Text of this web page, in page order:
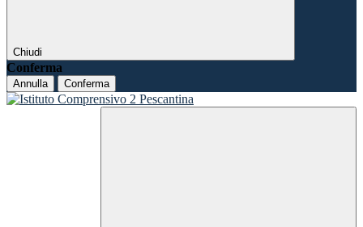
Chiudi
Conferma
Annulla Conferma